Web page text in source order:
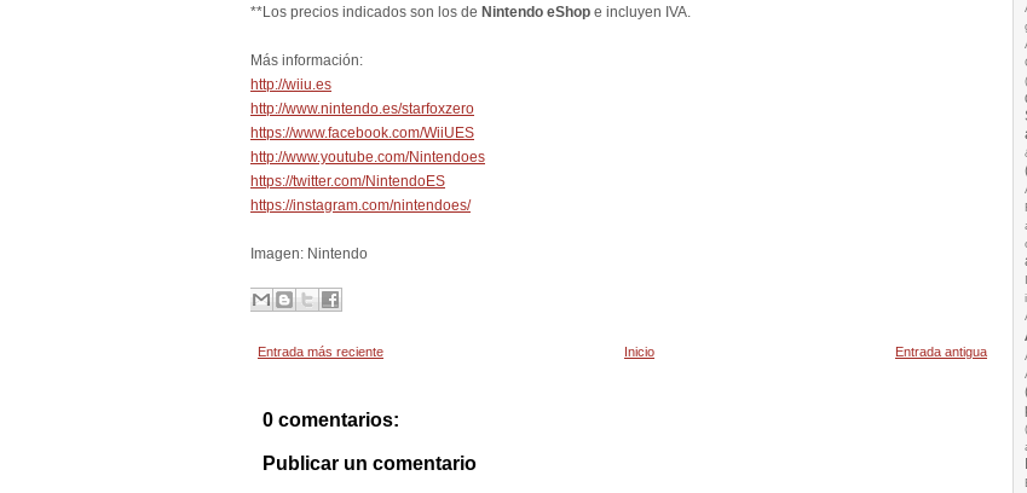
**Los precios indicados son los de Nintendo eShop e incluyen IVA.
Más información:
http://wiiu.es
http://www.nintendo.es/starfoxzero
https://www.facebook.com/WiiUES
http://www.youtube.com/Nintendoes
https://twitter.com/NintendoES
https://instagram.com/nintendoes/
Imagen: Nintendo
Entrada más reciente Entrada antigua
Inicio
0 comentarios:
Publicar un comentario